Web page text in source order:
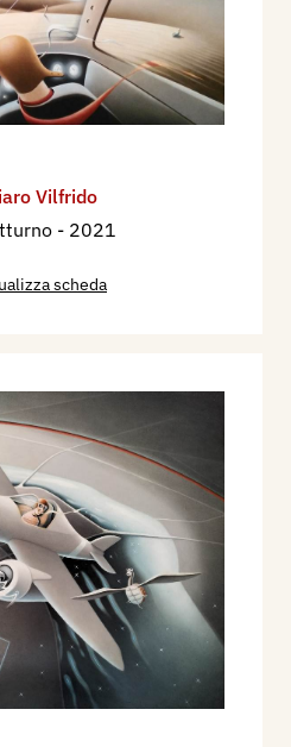
Vilfrido
- 2021
scheda